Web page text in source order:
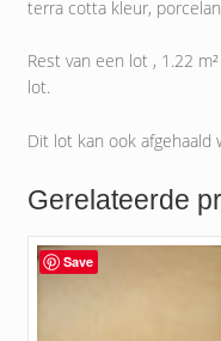
terra cotta kleur,
Rest van een lot , 1.22
lot.
Dit lot kan ook
Gerelateerde
Save